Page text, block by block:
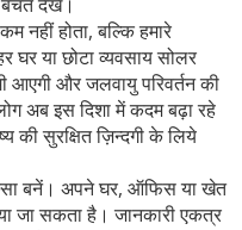
नहीं होता, बल्कि हमारे
घर या छोटा व्यवसाय सोलर
आएगी और जलवायु परिवर्तन की
अब इस दिशा में कदम बढ़ा रहे
की सुरक्षित ज़िन्दगी के लिये
बनें। अपने घर, ऑफिस या खेत
जा सकता है। जानकारी एकत्र